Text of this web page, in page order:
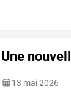
Une
13 mai 2026